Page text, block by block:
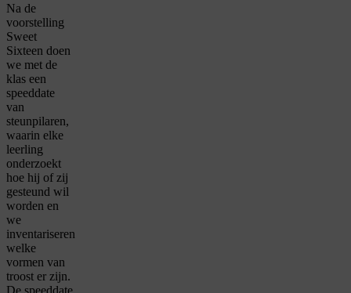
Na de
voorstelling
Sweet
Sixteen doen
we met de
klas een
speeddate
van
steunpilaren,
waarin elke
leerling
onderzoekt
hoe hij of zij
gesteund wil
worden en
we
inventariseren
welke
vormen van
troost er zijn.
De speeddate